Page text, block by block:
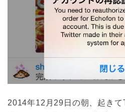
2014年12月29日の朝、起きて